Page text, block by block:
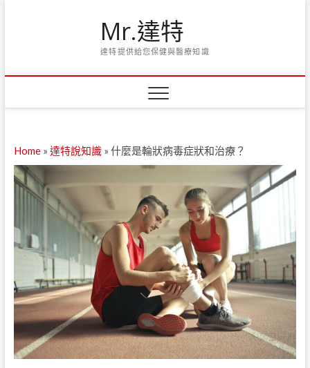
Mr.達特
達特提供給您保健與醫療知識
Home» 達特說知識» 什麼是輪狀病毒症狀和治療？